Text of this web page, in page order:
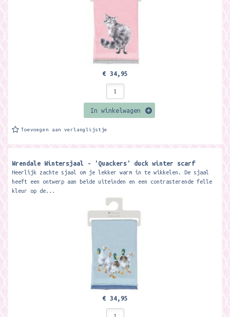
€ 34,95
In winkelwagen
Toevoegen aan verlanglijstje
Wrendale Wintersjaal - 'Quackers' duck winter scarf
Heerlijk zachte sjaal om je lekker warm in te wikkelen. De sjaal
heeft een ontwerp aan beide uiteinden en een contrasterende felle
kleur op de...
€ 34,95